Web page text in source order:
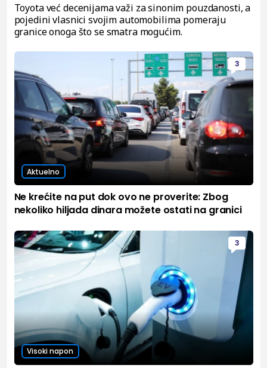
Toyota već decenijama važi za sinonim pouzdanosti, a
pojedini vlasnici svojim automobilima pomeraju
granice onoga što se smatra mogućim.
3
Aktuelno
Ne krećite na put dok ovo ne proverite: Zbog
nekoliko hiljada dinara možete ostati na granici
3
Visoki napon